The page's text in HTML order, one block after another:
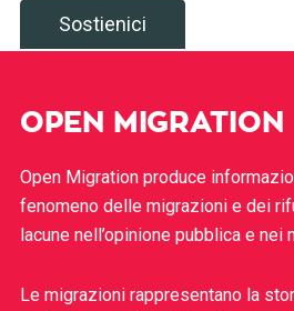
Sostienici
OPEN MIGRATION
Open Migration produce
fenomeno delle migrazioni e dei
lacune nell’opinione pubblica e nei
Le migrazioni rappresentano la